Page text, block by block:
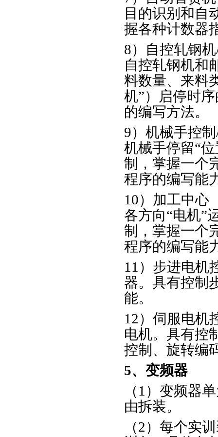
目的识别和自
握各种计数器
8）自控轧钢
自控轧钢机和
料数量、来料
机”）启停时
的编写方法。
9）机械手控
机械手停留“
制，掌握一个
程序的编写能
10）加工中心
各方向“电机”
制，掌握一个
程序的编写能
11）步进电机
器。具有控制
能。
12）伺服电机
电机。具有控
控制、旋转编
5、变频器
（1）变频器
由拆装。
（2）每个实